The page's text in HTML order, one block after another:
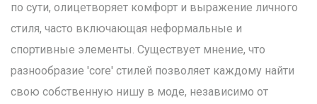
по сути, олицетворяет комфорт и выражение личного
стиля, часто включающая неформальные и
спортивные элементы. Существует мнение, что
разнообразие 'core' стилей позволяет каждому найти
свою собственную нишу в моде, независимо от